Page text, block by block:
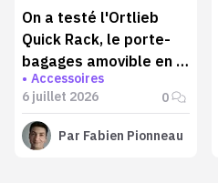
On a testé l'Ortlieb
Quick Rack, le porte-
bagages amovible en 5
secondes
Accessoires
6 juillet 2026
0
Par Fabien Pionneau